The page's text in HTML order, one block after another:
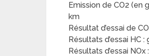
Emission de CO2 (en
km
Résultat d’essai de
Résultats d’essai HC
Résultats d’essai